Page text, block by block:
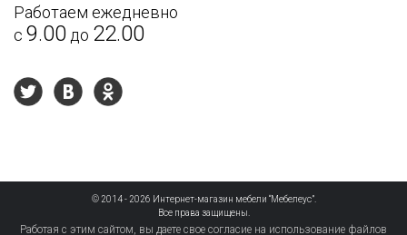
Текст отзыва*
Рекомендуете друзьям?
Работаем ежедневно
с 9.00 до 22.00
© 2014 - 2026 Интернет-магазин мебели “Мебелеус”.
Все права защищены.
Работая с этим сайтом, вы даете свое согласие на использование файлов